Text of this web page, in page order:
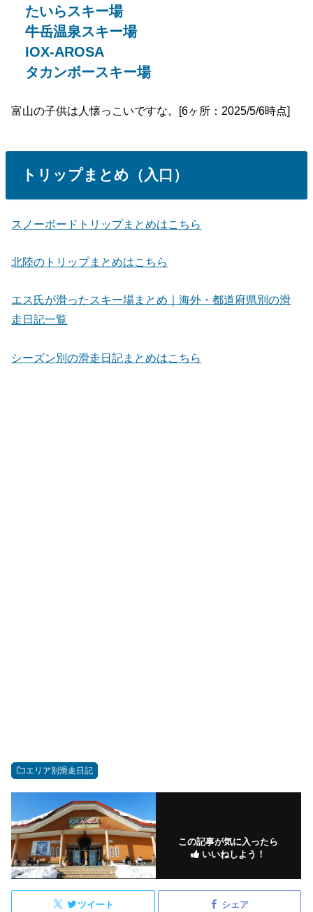
たいらスキー場
牛岳温泉スキー場
IOX-AROSA
タカンボースキー場
富山の子供は人懐っこいですな。[6ヶ所：2025/5/6時点]
トリップまとめ（入口）
スノーボードトリップまとめはこちら
北陸のトリップまとめはこちら
エス氏が滑ったスキー場まとめ｜海外・都道府県別の滑
走日記一覧
シーズン別の滑走日記まとめはこちら
エリア別滑走日記
この記事が気に入ったら
いいねしよう！
ツイート シェア